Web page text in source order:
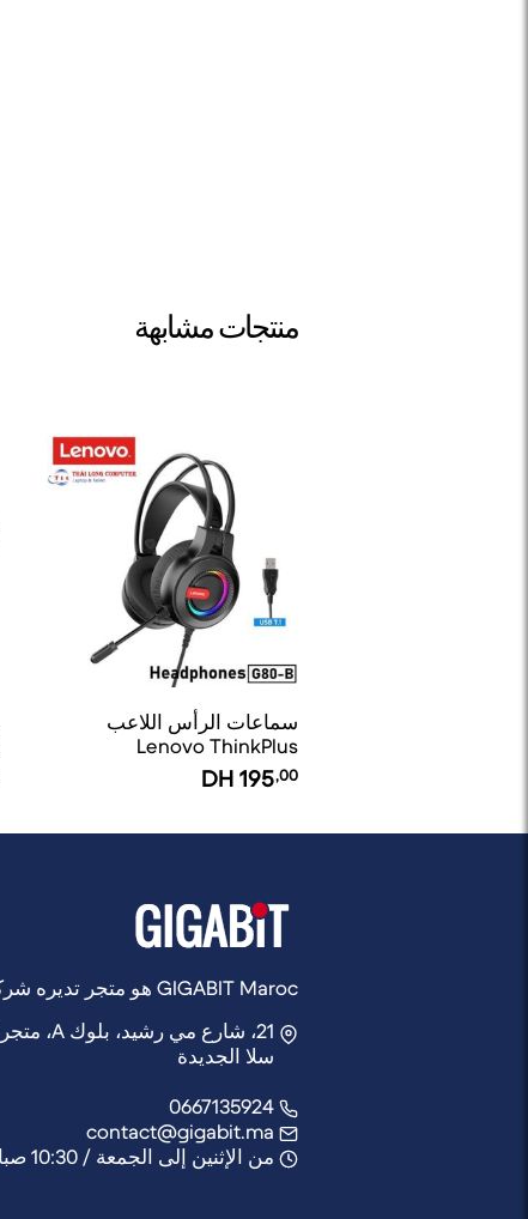
منتجات مشابهة
سماعات الرأس اللاعب
Lenovo ThinkPlus
Headphones G80-B
195,00
GIGABIT Maroc هو متجر تديره شركة Rocket Web
21، شارع مي رشيد، بلوك A، متجر 6,
سلا الجديدة
من الإثنين إلى الجمعة / 10:30 صباحًا - 21:30 مساءً